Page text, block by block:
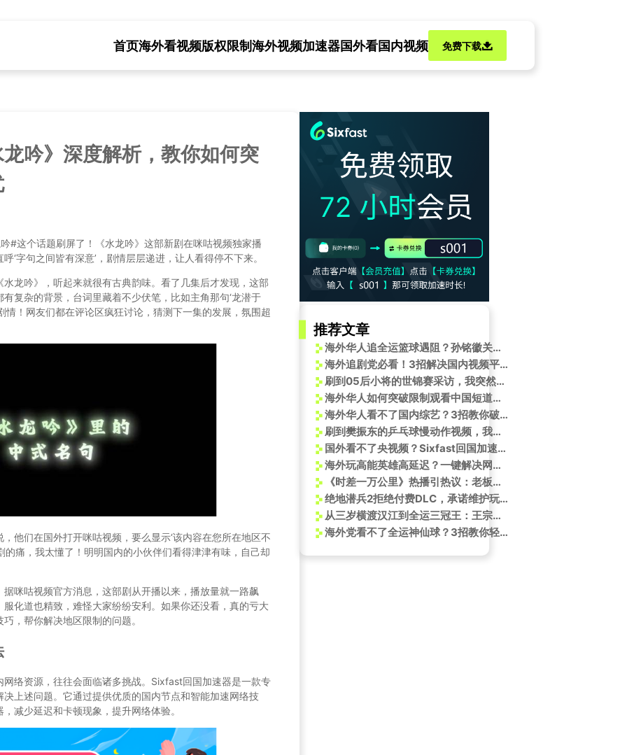
首页海外看视频版权限制海外视频加速器国外看国内视频 免费下载
吟》深度解析，教你如何突
#这个话题刷屏了！《水龙吟》这部新剧在咪咕视频独家播
‘字句之间皆有深意’，剧情层层递进，让人看得停不下来。
龙吟》，听起来就很有古典韵味。看了几集后才发现，这部
复杂的背景，台词里藏着不少伏笔，比如主角那句‘龙潜于
情！网友们都在评论区疯狂讨论，猜测下一集的发展，氛围超
他们在国外打开咪咕视频，要么显示‘该内容在您所在地区不
的痛，我太懂了！明明国内的小伙伴们看得津津有味，自己却
咪咕视频官方消息，这部剧从开播以来，播放量就一路飙
化道也精致，难怪大家纷纷安利。如果你还没看，真的亏大
，帮你解决地区限制的问题。
络资源，往往会面临诸多挑战。Sixfast回国加速器是一款专
上述问题。它通过提供优质的国内节点和智能加速网络技
减少延迟和卡顿现象，提升网络体验。
推荐文章
海外华人追全运篮球遇阻？孙铭徽关键三分背后的观赛困境与解决方案
海外追剧党必看！3招解决国内视频平台地区限制烦恼
刷到05后小将的世锦赛采访，我突然想起当年练跆拳道时被教练骂哭的样子
海外华人如何突破限制观看中国短道速滑世巡赛？3个实用方法分享
海外华人看不了国内综艺？3招教你破解地域限制，熬夜追剧也能瘦！
刷到樊振东的乒乓球慢动作视频，我才发现：原来海外看国服内容卡成PPT的不止我一个
国外看不了央视频？Sixfast回国加速器帮你解决！
海外玩高能英雄高延迟？一键解决网络卡顿！
《时差一万公里》热播引热议：老板想打造“付博士”人设，本人却直言是“骗局”？
绝地潜兵2拒绝付费DLC，承诺维护玩家群体完整性
从三岁横渡汉江到全运三冠王：王宗源的家庭教育，藏着怎样的冠军密码？
海外党看不了全运神仙球？3招教你轻松解锁国内赛事直播